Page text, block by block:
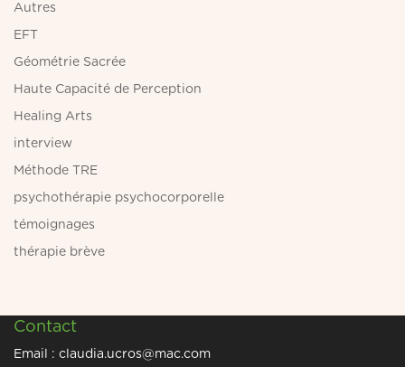
Autres
EFT
Géométrie Sacrée
Haute Capacité de Perception
Healing Arts
interview
Méthode TRE
psychothérapie psychocorporelle
témoignages
thérapie brève
Contact
Email : claudia.ucros@mac.com